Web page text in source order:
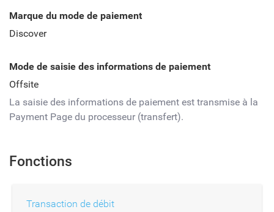
Marque du mode de paiement
Discover
Mode de saisie des informations de paiement
Offsite
La saisie des informations de paiement est transmise à la
Payment Page du processeur (transfert).
Fonctions
Transaction de débit